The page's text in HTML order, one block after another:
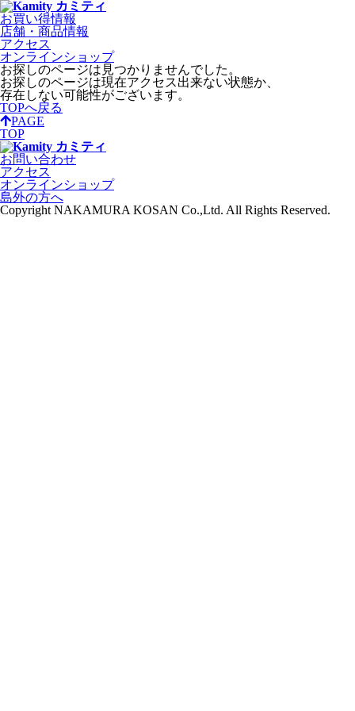
お買い得情報
店舗・商品情報
アクセス
オンラインショップ
お探しのページは見つかりませんでした。
お探しのページは現在アクセス出来ない状態か、
存在しない可能性がございます。
TOPへ戻る
PAGE
TOP
お問い合わせ
アクセス
オンラインショップ
島外の方へ
Copyright NAKAMURA KOSAN Co.,Ltd. All Rights Reserved.